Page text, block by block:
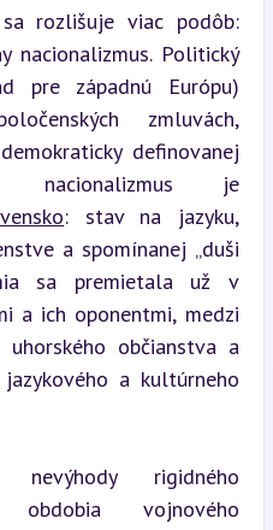
rozlišuje viac podôb:
nacionalizmus. Politický
pre západnú Európu)
zmluvách,
definovanej
nacionalizmus je
: stav na jazyku,
a spomínanej „duši
sa premietala už v
a ich oponentmi, medzi
uhorského občianstva a
a kultúrneho
rigidného
obdobia vojnového